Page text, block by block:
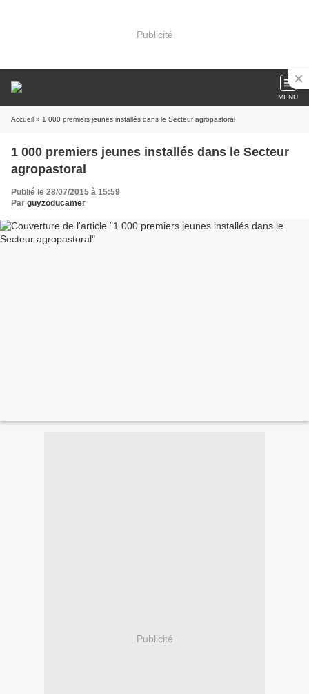
Publicité
MENU
Accueil » 1 000 premiers jeunes installés dans le Secteur agropastoral
1 000 premiers jeunes installés dans le Secteur
agropastoral
Publié le 28/07/2015 à 15:59
Par guyzoducamer
Publicité